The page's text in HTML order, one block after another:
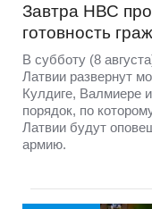
Завтра НВС
готовность
В субботу (8
Латвии развернут
Кулдиге, Валмиере
порядок, по
Латвии будут
армию.